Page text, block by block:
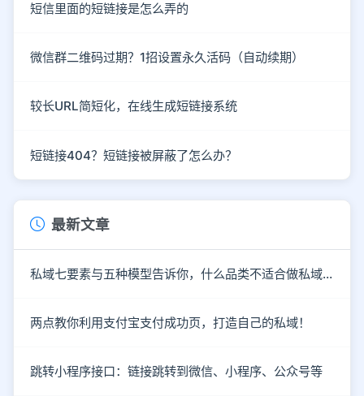
短信里面的短链接是怎么弄的
微信群二维码过期？1招设置永久活码（自动续期）
较长URL简短化，在线生成短链接系统
短链接404？短链接被屏蔽了怎么办？
最新文章
私域七要素与五种模型告诉你，什么品类不适合做私域！
两点教你利用支付宝支付成功页，打造自己的私域！
跳转小程序接口：链接跳转到微信、小程序、公众号等